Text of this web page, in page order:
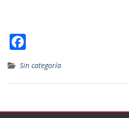
ac
e
b
o
Sin categoría